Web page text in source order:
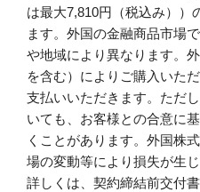
は最大7,810円（税込み））
ます。外国の金融商品市場
や地域により異なります。
を含む）によりご購入いた
支払いいただきます。ただ
いても、お客様との合意に
くことがあります。外国株
場の変動等により損失が生
詳しくは、契約締結前交付